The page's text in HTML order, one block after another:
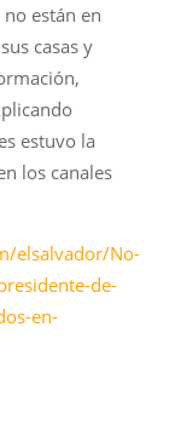
están en
casas y
estuvo la
los canales
elsalvador/No-
de-
en-